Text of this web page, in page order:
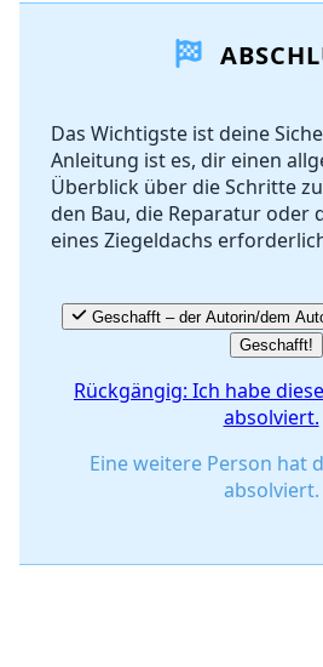
Kommentar hinzufügen
Das Wichtigste ist deine
Anleitung ist es, dir einen
Überblick über die Schritte
den Bau, die Reparatur oder
eines Ziegeldachs
Geschafft – der Autorin/dem
Geschafft!
Rückgängig: Ich habe
absolviert.
Eine weitere Person hat
absolviert.